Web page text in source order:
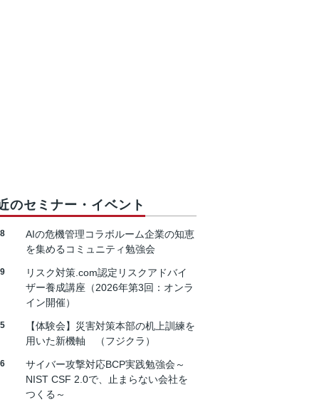
のセミナー・イベント
AIの危機管理コラボルーム企業の知恵
を集めるコミュニティ勉強会
リスク対策.com認定リスクアドバイ
ザー養成講座（2026年第3回：オンラ
イン開催）
【体験会】災害対策本部の机上訓練を
用いた新機軸 （フジクラ）
サイバー攻撃対応BCP実践勉強会～
NIST CSF 2.0で、止まらない会社を
つくる～